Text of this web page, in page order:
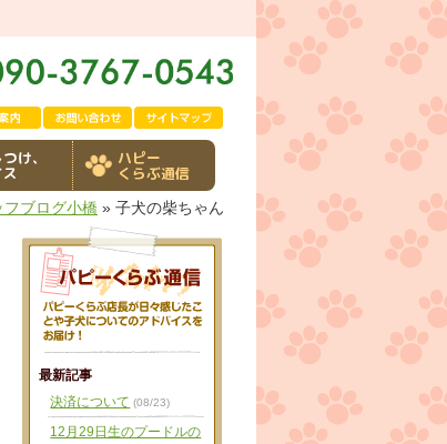
け、 ハピー
くらぶ通信
フブログ小橋 » 子犬の柴ちゃん
最新記事
決済について (08/23)
12月29日生のプードルの